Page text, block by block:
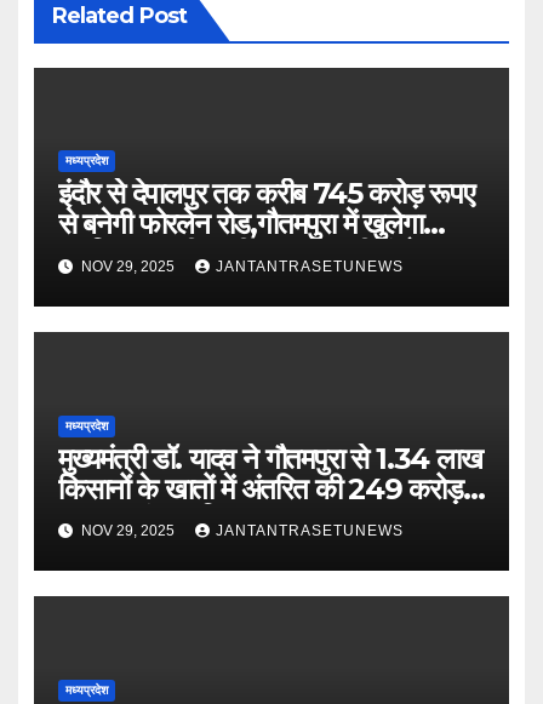
Related Post
मध्यप्रदेश
इंदौर से देपालपुर तक करीब 745 करोड़ रूपए
से बनेगी फोरलेन रोड,गौतमपुरा में खुलेगा
महाविद्यालय, पीएचसी अब सीएचसी में होगा
अपग्रेड
NOV 29, 2025 JANTANTRASETUNEWS
मध्यप्रदेश
मुख्यमंत्री डॉ. यादव ने गौतमपुरा से 1.34 लाख
किसानों के खातों में अंतरित की 249 करोड़
रूपए भावांतर राशि
NOV 29, 2025 JANTANTRASETUNEWS
मध्यप्रदेश